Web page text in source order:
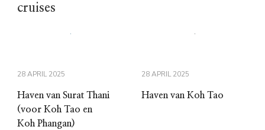
cruises
28 APRIL 2025
Haven van Surat Thani
(voor Koh Tao en
Koh Phangan)
28 APRIL 2025
Haven van Koh Tao